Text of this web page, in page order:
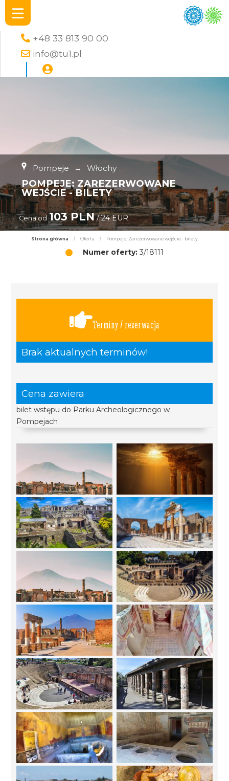
+48 33 813 90 00
info@tu1.pl
Pompeje → Włochy
POMPEJE: ZAREZERWOWANE
WEJŚCIE - BILETY
Cena od 103 PLN/ 24 EUR
Strona główna / Oferta / Pompeje: Zarezerwowane wejście - bilety
Numer oferty: 3/18111
Terminy / rezerwacja
Brak aktualnych terminów!
Cena zawiera
bilet wstępu do Parku Archeologicznego w
Pompejach